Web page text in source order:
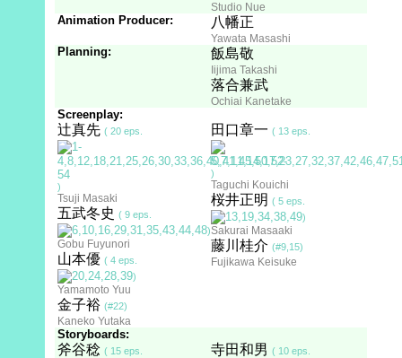
Studio Nue
Animation Producer: 八幡正
Yawata Masashi
Planning: 飯島敬
Iijima Takashi
落合兼武
Ochiai Kanetake
Screenplay:
辻真先 ( 20 eps.
)
Tsuji Masaki
五武冬史 ( 9 eps.
)
Gobu Fuyunori
山本優 ( 4 eps.
)
Yamamoto Yuu
金子裕 (#22)
Kaneko Yutaka
田口章一 ( 13 eps.
)
Taguchi Kouichi
桜井正明 ( 5 eps.
)
Sakurai Masaaki
藤川桂介 (#9,15)
Fujikawa Keisuke
Storyboards:
斧谷稔 ( 15 eps. 寺田和男 ( 10 eps.